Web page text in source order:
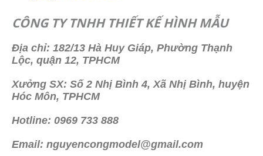
CÔNG TY TNHH THIẾT KẾ HÌNH MẪU
Địa chỉ: 182/13 Hà Huy Giáp, Phường Thạnh
Lộc, quận 12, TPHCM
Xưởng SX: Số 2 Nhị Bình 4, Xã Nhị Bình, huyện
Hóc Môn, TPHCM
Hotline: 0969 733 888
Email: nguyencongmodel@gmail.com